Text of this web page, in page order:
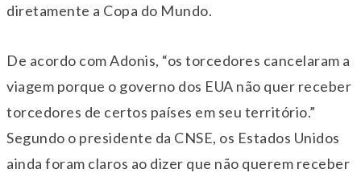
diretamente a Copa do Mundo.
De acordo com Adonis, “os torcedores cancelaram a
viagem porque o governo dos EUA não quer receber
torcedores de certos países em seu território.”
Segundo o presidente da CNSE, os Estados Unidos
ainda foram claros ao dizer que não querem receber